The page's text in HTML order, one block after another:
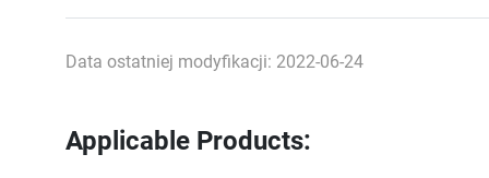
Data ostatniej modyfikacji: 2022-06-24
Applicable Products: